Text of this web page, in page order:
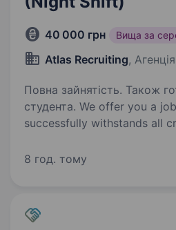
40 000 грн Вища за
Atlas Recruiting, Агенція
Повна зайнятість. Також
студента. We offer you a job in logistics that
successfully withstands all
company providing
8 год. тому